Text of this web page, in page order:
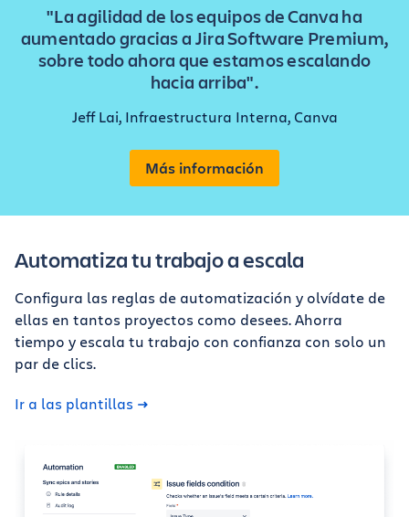
"La agilidad de los equipos de Canva ha
aumentado gracias a Jira Software Premium,
sobre todo ahora que estamos escalando
hacia arriba".
Jeff Lai, Infraestructura Interna, Canva
Más información
Automatiza tu trabajo a escala
Configura las reglas de automatización y olvídate de
ellas en tantos proyectos como desees. Ahorra
tiempo y escala tu trabajo con confianza con solo un
par de clics.
Ir a las plantillas